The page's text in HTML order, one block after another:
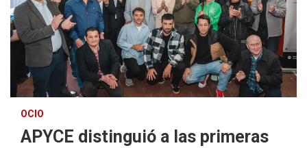
OCIO
APYCE distinguió a las primeras